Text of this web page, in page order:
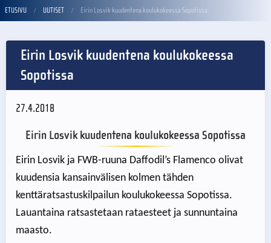
ETUSIVU UUTISET Eirin Losvik kuudentena koulukokeessa Sopotissa
Eirin Losvik kuudentena koulukokeessa
Sopotissa
27.4.2018
Eirin Losvik kuudentena koulukokeessa Sopotissa
Eirin Losvik ja FWB-ruuna Daffodil’s Flamenco olivat
kuudensia kansainvälisen kolmen tähden
kenttäratsastuskilpailun koulukokeessa Sopotissa.
Lauantaina ratsastetaan rataesteet ja sunnuntaina
maasto.